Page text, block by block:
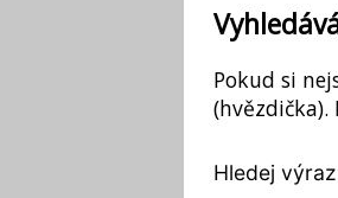
Pokud si
Hledej